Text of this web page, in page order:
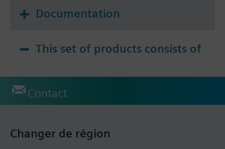
Documentation
This set of products consists of
Contact
Changer de région